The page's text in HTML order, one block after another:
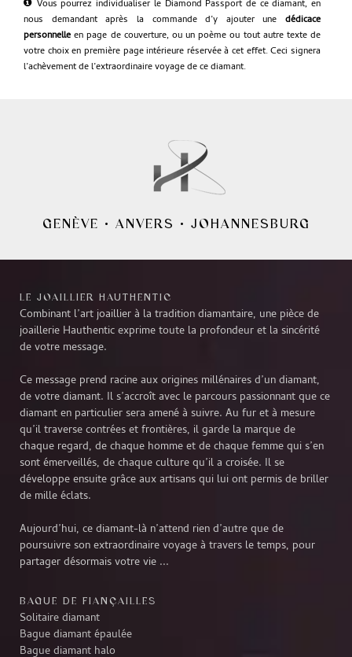
Vous pourrez individualiser le Diamond Passport de ce diamant, en
nous demandant après la commande d’y ajouter une dédicace
personnelle en page de couverture, ou un poème ou tout autre texte de
votre choix en première page intérieure réservée à cet effet. Ceci signera
l’achèvement de l’extraordinaire voyage de ce diamant.
GENÈVE • ANVERS • JOHANNESBURG
LE JOAILLIER HAUTHENTIC
Combinant l’art joaillier à la tradition diamantaire, une pièce de
joaillerie Hauthentic exprime toute la profondeur et la sincérité
de votre message.
Ce message prend racine aux origines millénaires d’un diamant,
de votre diamant. Il s’accroît avec le parcours passionnant que ce
diamant en particulier sera amené à suivre. Au fur et à mesure
qu’il traverse contrées et frontières, il garde la marque de
chaque regard, de chaque homme et de chaque femme qui s’en
sont émerveillés, de chaque culture qu’il a croisée. Il se
développe ensuite grâce aux artisans qui lui ont permis de briller
de mille éclats.
Aujourd’hui, ce diamant-là n’attend rien d’autre que de
poursuivre son extraordinaire voyage à travers le temps, pour
partager désormais votre vie ...
BAGUE DE FIANÇAILLES
Solitaire diamant
Bague diamant épaulée
Bague diamant halo